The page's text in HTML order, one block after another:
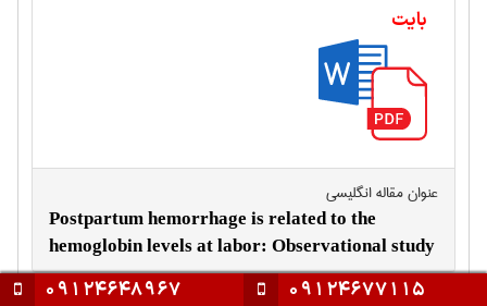
بایت
عنوان مقاله انگليسی
Postpartum hemorrhage is related to the
hemoglobin levels at labor: Observational study
09124677115
09124648967